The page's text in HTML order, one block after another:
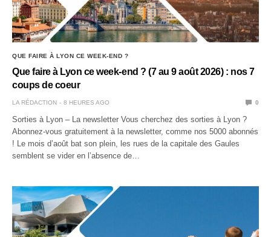
QUE FAIRE À LYON CE WEEK-END ?
Que faire à Lyon ce week-end ? (7 au 9 août 2026) : nos 7
coups de coeur
LA RÉDACTION 8 HEURES AGO 0
Sorties à Lyon – La newsletter Vous cherchez des sorties à Lyon ?
Abonnez-vous gratuitement à la newsletter, comme nos 5000 abonnés
! Le mois d’août bat son plein, les rues de la capitale des Gaules
semblent se vider en l’absence de…